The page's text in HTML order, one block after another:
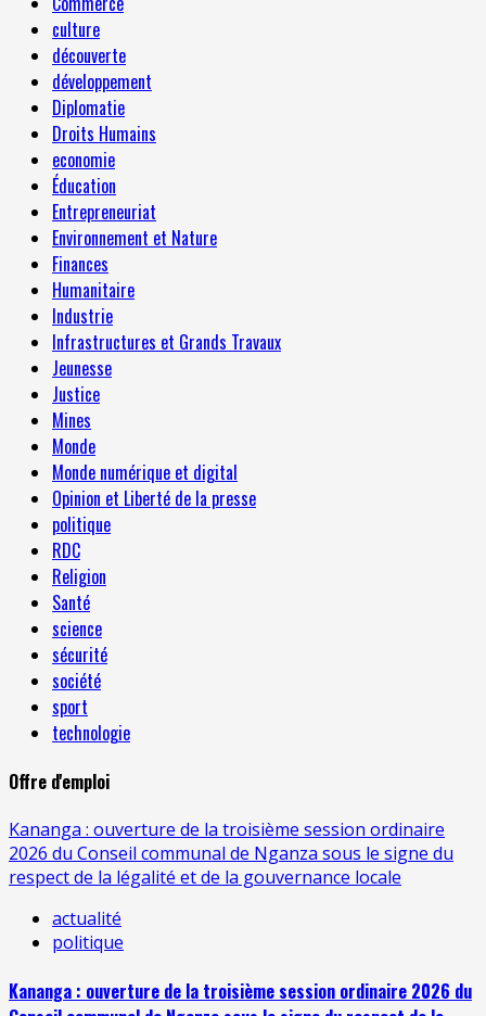
culture
découverte
développement
Diplomatie
Droits Humains
economie
Éducation
Entrepreneuriat
Environnement et Nature
Finances
Humanitaire
Industrie
Infrastructures et Grands Travaux
Jeunesse
Justice
Mines
Monde
Monde numérique et digital
Opinion et Liberté de la presse
politique
RDC
Religion
Santé
science
sécurité
société
sport
technologie
Offre d'emploi
Kananga : ouverture de la troisième session ordinaire
2026 du Conseil communal de Nganza sous le signe du
respect de la légalité et de la gouvernance locale
actualité
politique
Kananga : ouverture de la troisième session ordinaire 2026 du